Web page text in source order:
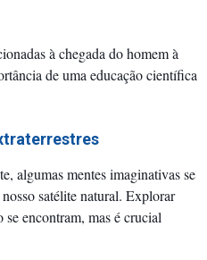
à chegada do homem à
de uma educação científica
algumas mentes imaginativas se
satélite natural. Explorar
encontram, mas é crucial